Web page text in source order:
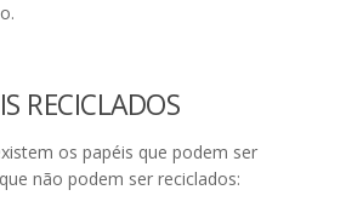
RECICLADOS
os papéis que podem ser
não podem ser reciclados: